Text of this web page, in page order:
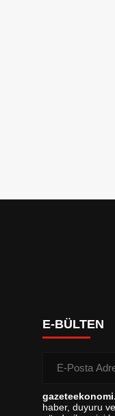
E-BÜLTEN
haber, duyuru